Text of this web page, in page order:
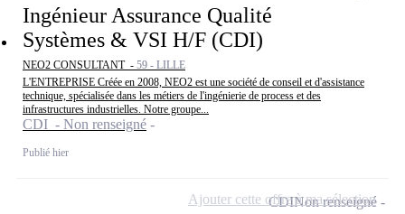
Ingénieur Assurance Qualité
Systèmes & VSI H/F (CDI)
NEO2 CONSULTANT - 59 - LILLE
L'ENTREPRISE Créée en 2008, NEO2 est une société de conseil et d'assistance
technique, spécialisée dans les métiers de l'ingénierie de process et des
infrastructures industrielles. Notre groupe...
CDI - Non renseigné
Publié hier
CDINon renseigné
Ajouter cette offre à ma sélection